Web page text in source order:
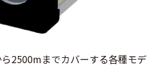
2500mまでカバーする各種モデ